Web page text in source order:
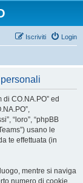
Login
Iscriviti
CO.NA.PO” ed
“loro”, “phpBB
usano le
te effettuata (in
mentre si naviga
numero di cookie,